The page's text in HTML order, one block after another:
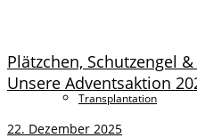
Transplantation
Plätzchen, Schutzengel
Unsere Adventsaktion
22. Dezember 2025